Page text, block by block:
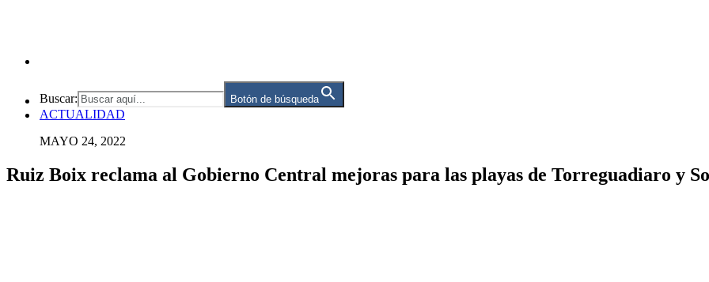
Buscar: Botón de búsqueda
ACTUALIDAD
MAYO 24, 2022
Ruiz Boix reclama al Gobierno Central mejoras para las playas de Torreguadiaro y